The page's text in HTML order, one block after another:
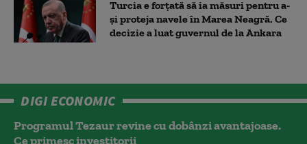
Turcia e forțată să ia măsuri pentru a-
și proteja navele în Marea Neagră. Ce
decizie a luat guvernul de la Ankara
DIGI ECONOMIC
Programul Tezaur revine cu dobânzi avantajoase.
Ce primesc investitorii